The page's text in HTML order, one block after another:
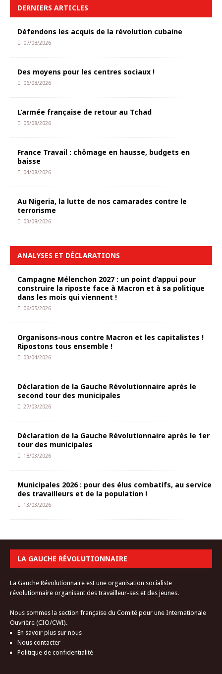
DERNIERS ARTICLES
Défendons les acquis de la révolution cubaine
07/08/2026
Des moyens pour les centres sociaux !
06/08/2026
L’armée française de retour au Tchad
05/08/2026
France Travail : chômage en hausse, budgets en
baisse
04/08/2026
Au Nigeria, la lutte de nos camarades contre le
terrorisme
03/08/2026
ANALYSES ET DÉCLARATIONS
Campagne Mélenchon 2027 : un point d’appui pour
construire la riposte face à Macron et à sa politique
dans les mois qui viennent !
06/05/2026
Organisons-nous contre Macron et les capitalistes !
Ripostons tous ensemble !
03/04/2026
Déclaration de la Gauche Révolutionnaire après le
second tour des municipales
27/03/2026
Déclaration de la Gauche Révolutionnaire après le 1er
tour des municipales
18/03/2026
Municipales 2026 : pour des élus combatifs, au service
des travailleurs et de la population !
13/03/2026
LA GAUCHE RÉVOLUTIONNAIRE
La Gauche Révolutionnaire est une organisation socialiste
révolutionnaire organisant des travailleur-ses et des jeunes.
Nous sommes la section française du Comité pour une Internationale
Ouvrière (CIO/CWI).
En savoir plus sur nous
Nous contacter
Politique de confidentialité